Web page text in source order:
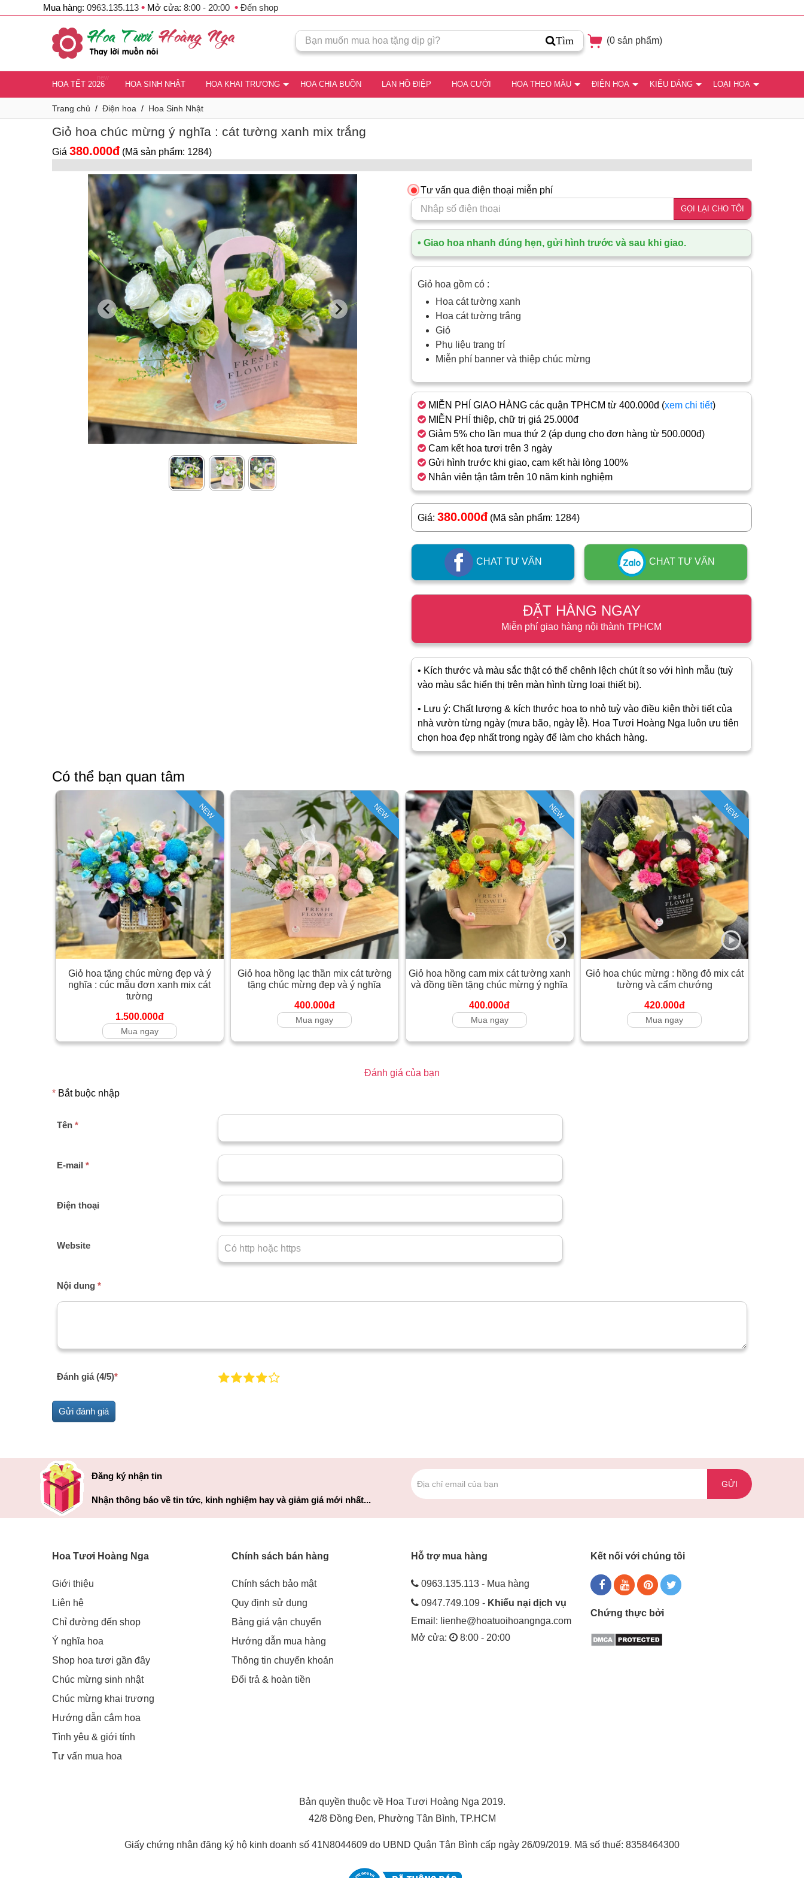
Mua hàng: 0963.135.113 • Mở cửa: 8:00 - 20:00 • Đến shop
Tìm (0 sản phẩm)
new
HOA TẾT 2026 HOA SINH NHẬT HOA KHAI TRƯƠNG HOA CHIA BUỒN LAN HỒ ĐIỆP HOA CƯỚI HOA THEO MÀU ĐIỆN HOA KIỂU DÁNG LOẠI HOA
Trang chủ / Điện hoa / Hoa Sinh Nhật
Giỏ hoa chúc mừng ý nghĩa : cát tường xanh mix trắng
Giá 380.000đ (Mã sản phẩm: 1284)
Tư vấn qua điện thoại miễn phí
GỌI LẠI CHO TÔI
• Giao hoa nhanh đúng hẹn, gửi hình trước và sau khi giao.
Giỏ hoa gồm có :
Hoa cát tường xanh
Hoa cát tường trắng
Giỏ
Phụ liệu trang trí
Miễn phí banner và thiệp chúc mừng
MIỄN PHÍ GIAO HÀNG các quận TPHCM từ 400.000đ (xem chi tiết)
MIỄN PHÍ thiệp, chữ trị giá 25.000đ
Giảm 5% cho lần mua thứ 2 (áp dụng cho đơn hàng từ 500.000đ)
Cam kết hoa tươi trên 3 ngày
Gửi hình trước khi giao, cam kết hài lòng 100%
Nhân viên tận tâm trên 10 năm kinh nghiệm
Giá: 380.000đ (Mã sản phẩm: 1284)
CHAT TƯ VẤN CHAT TƯ VẤN
ĐẶT HÀNG NGAY
Miễn phí giao hàng nội thành TPHCM
• Kích thước và màu sắc thật có thể chênh lệch chút ít so với hình mẫu (tuỳ
vào màu sắc hiển thị trên màn hình từng loại thiết bị).
• Lưu ý: Chất lượng & kích thước hoa to nhỏ tuỳ vào điều kiện thời tiết của
nhà vườn từng ngày (mưa bão, ngày lễ). Hoa Tươi Hoàng Nga luôn ưu tiên
chọn hoa đẹp nhất trong ngày để làm cho khách hàng.
Có thể bạn quan tâm
NEW
Giỏ hoa tặng chúc mừng đẹp và ý
nghĩa : cúc mẫu đơn xanh mix cát
tường
1.500.000đ
Mua ngay
NEW
Giỏ hoa hồng lạc thần mix cát tường
tặng chúc mừng đẹp và ý nghĩa
400.000đ
Mua ngay
NEW
Giỏ hoa hồng cam mix cát tường xanh
và đồng tiền tặng chúc mừng ý nghĩa
400.000đ
Mua ngay
NEW
Giỏ hoa chúc mừng : hồng đỏ mix cát
tường và cẩm chướng
420.000đ
Mua ngay
Đánh giá của bạn
* Bắt buộc nhập
Tên *
E-mail *
Điện thoại
Website
Nội dung *
Đánh giá (4/5)*
Đăng ký nhận tin
Nhận thông báo về tin tức, kinh nghiệm hay và giảm giá mới nhất...
GỬI
Hoa Tươi Hoàng Nga
Giới thiệu
Liên hệ
Chỉ đường đến shop
Ý nghĩa hoa
Shop hoa tươi gần đây
Chúc mừng sinh nhật
Chúc mừng khai trương
Hướng dẫn cắm hoa
Tình yêu & giới tính
Tư vấn mua hoa
Chính sách bán hàng
Chính sách bảo mật
Quy định sử dụng
Bảng giá vận chuyển
Hướng dẫn mua hàng
Thông tin chuyển khoản
Đổi trả & hoàn tiền
Hỗ trợ mua hàng
0963.135.113 - Mua hàng
0947.749.109 - Khiếu nại dịch vụ
Email: lienhe@hoatuoihoangnga.com
Mở cửa:
8:00 - 20:00
Kết nối với chúng tôi
Chứng thực bởi
Bản quyền thuộc về Hoa Tươi Hoàng Nga 2019.
42/8 Đồng Đen, Phường Tân Bình, TP.HCM
Giấy chứng nhận đăng ký hộ kinh doanh số 41N8044609 do UBND Quận Tân Bình cấp ngày 26/09/2019. Mã số thuế: 8358464300